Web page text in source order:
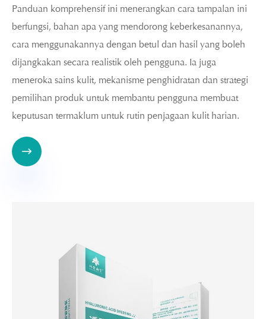
Panduan komprehensif ini menerangkan cara tampalan ini
berfungsi, bahan apa yang mendorong keberkesanannya,
cara menggunakannya dengan betul dan hasil yang boleh
dijangkakan secara realistik oleh pengguna. Ia juga
meneroka sains kulit, mekanisme penghidratan dan strategi
pemilihan produk untuk membantu pengguna membuat
keputusan termaklum untuk rutin penjagaan kulit harian.
